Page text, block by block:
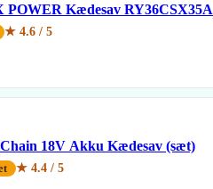
POWER Kædesav RY36CSX35A
★ 4.6 / 5
18V Akku Kædesav (sæt)
★ 4.4 / 5